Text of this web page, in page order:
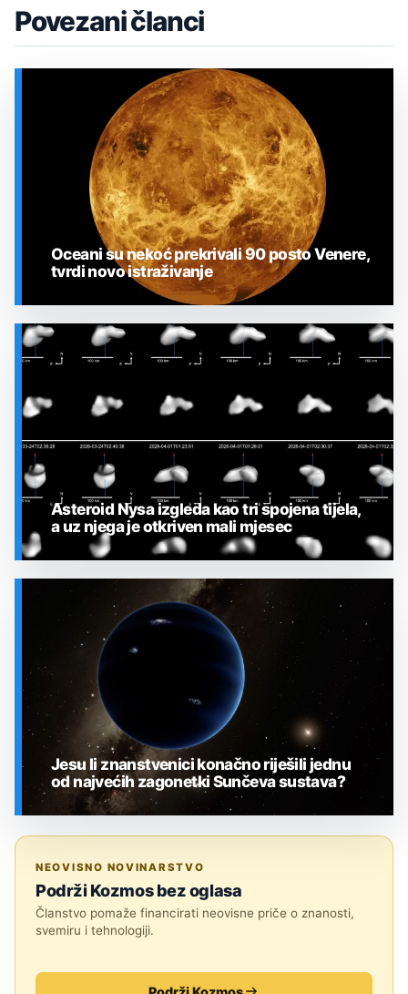
Povezani članci
SVEMIR
Oceani su nekoć prekrivali 90 posto Venere,
tvrdi novo istraživanje
SVEMIR
Asteroid Nysa izgleda kao tri spojena tijela,
a uz njega je otkriven mali mjesec
Jesu li znanstvenici konačno riješili jednu
od najvećih zagonetki Sunčeva sustava?
NEOVISNO NOVINARSTVO
Podrži Kozmos bez oglasa
Članstvo pomaže financirati neovisne priče o znanosti,
svemiru i tehnologiji.